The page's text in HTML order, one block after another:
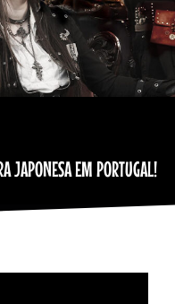
JAPONESA EM PORTUGAL!